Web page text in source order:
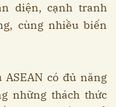
diện, cạnh tranh
cùng nhiều biến
có đủ năng
những thách thức